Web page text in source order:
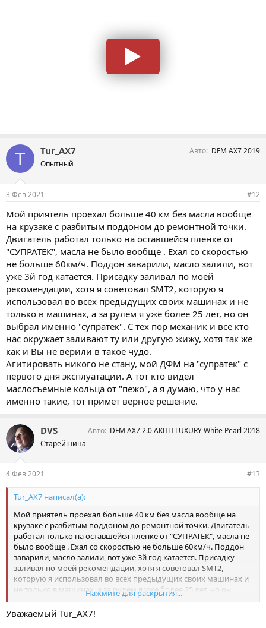
T Tur_AX7
Опытный
Авто DFM AX7 2019
3 Фев 2021 #12
Мой приятель проехал больше 40 км без масла вообще
на крузаке с разбитым поддоном до ремонтной точки.
Двигатель работал только на оставшейся пленке от
"СУПРАТЕК", масла не было вообще . Ехал со скоростью
не больше 60км/ч. Поддон заварили, масло залили, вот
уже 3й год катается. Присадку заливал по моей
рекомендации, хотя я советовал SMT2, которую я
использовал во всех предыдущих своих машинах и не
только в машинах, а за рулем я уже более 25 лет, но он
выбрал именно "супратек". С тех пор механик и все кто
нас окружает заливают ту или другую жижу, хотя так же
как и Вы не верили в такое чудо.
Агитировать никого не стану, мой ДФМ на "супратек" с
первого дня эксплуатации. А тот кто видел
маслосъемные кольца от "пежо", а я думаю, что у нас
именно такие, тот примет верное решение.
DVS
Старейшина
Авто DFM AX7 2.0 АКПП LUXURY White Pearl 2018
4 Фев 2021 #13
Tur_AX7 написал(а):
Мой приятель проехал больше 40 км без масла вообще на
крузаке с разбитым поддоном до ремонтной точки. Двигатель
работал только на оставшейся пленке от "СУПРАТЕК", масла не
было вообще . Ехал со скоростью не больше 60км/ч. Поддон
заварили, масло залили, вот уже 3й год катается. Присадку
заливал по моей рекомендации, хотя я советовал SMT2,
которую я использовал во всех предыдущих своих машинах и
не только в машинах, а за рулем я уже более 25 лет, но он
выбрал именно "супратек". С тех пор механик и все кто нас
окружает заливают ту или другую жижу, хотя так же как и Вы не
верили в такое чудо.
Нажмите для раскрытия...
Уважаемый Tur_AX7!